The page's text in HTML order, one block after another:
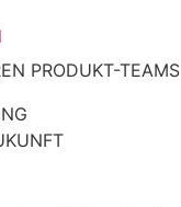
PRODUKT-TEAMS